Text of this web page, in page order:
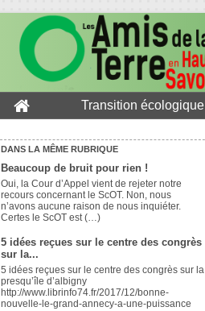
Transition écologique
DANS LA MÊME RUBRIQUE
Beaucoup de bruit pour rien !
Oui, la Cour d’Appel vient de rejeter notre
recours concernant le ScOT. Non, nous
n’avons aucune raison de nous inquiéter.
Certes le ScOT est (…)
5 idées reçues sur le centre des congrès
sur la...
5 idées reçues sur le centre des congrès sur la
presqu’île d’albigny
http://www.librinfo74.fr/2017/12/bonne-
nouvelle-le-grand-annecy-a-une-puissance